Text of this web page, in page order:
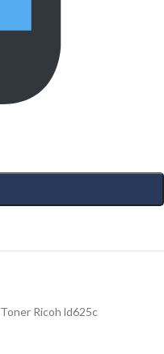
Toner Ricoh ld625c